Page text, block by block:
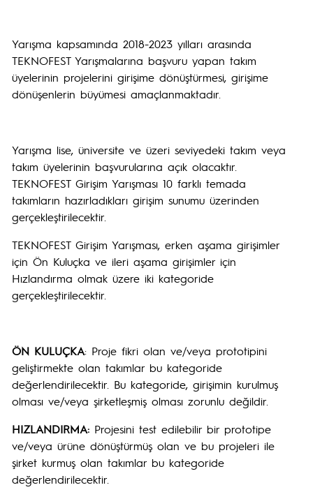
Yarışma kapsamında 2018-2023 yılları arasında
TEKNOFEST Yarışmalarına başvuru yapan takım
üyelerinin projelerini girişime dönüştürmesi, girişime
dönüşenlerin büyümesi amaçlanmaktadır.
Yarışma lise, üniversite ve üzeri seviyedeki takım veya
takım üyelerinin başvurularına açık olacaktır.
TEKNOFEST Girişim Yarışması 10 farklı temada
takımların hazırladıkları girişim sunumu üzerinden
gerçekleştirilecektir.
TEKNOFEST Girişim Yarışması, erken aşama girişimler
için Ön Kuluçka ve ileri aşama girişimler için
Hızlandırma olmak üzere iki kategoride
gerçekleştirilecektir.
ÖN KULUÇKA: Proje fikri olan ve/veya prototipini
geliştirmekte olan takımlar bu kategoride
değerlendirilecektir. Bu kategoride, girişimin kurulmuş
olması ve/veya şirketleşmiş olması zorunlu değildir.
HIZLANDIRMA: Projesini test edilebilir bir prototipe
ve/veya ürüne dönüştürmüş olan ve bu projeleri ile
şirket kurmuş olan takımlar bu kategoride
değerlendirilecektir.